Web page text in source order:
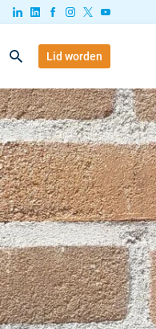
Lid worden